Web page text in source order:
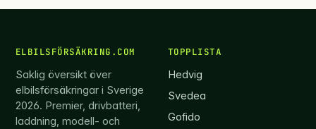
ELBILSFÖRSÄKRING.COM
Saklig översikt över
elbilsförsäkringar i Sverige
2026. Premier, drivbatteri,
laddning, modell- och
TOPPLISTA
Hedvig
Svedea
Gofido